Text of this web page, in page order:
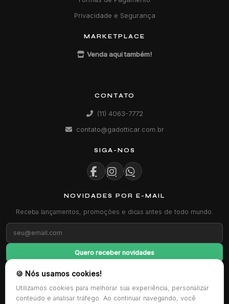
🍪 Nós usamos cookies!
Utilizamos cookies para melhorar sua experiência, personalizar
conteúdo e analisar tráfego. Ao continuar navegando, você
Privacidade e Segurança
MARKETPLACE
Venda aqui também!
CONTATO
(11) 4063-7772
contato@gadotticar.com.br
SIGA-NOS
NOVIDADES POR E-MAIL
Receba lançamentos, promoções e dicas antes de todo mundo.
Quero receber novidades
FORMAS DE PAGAMENTO